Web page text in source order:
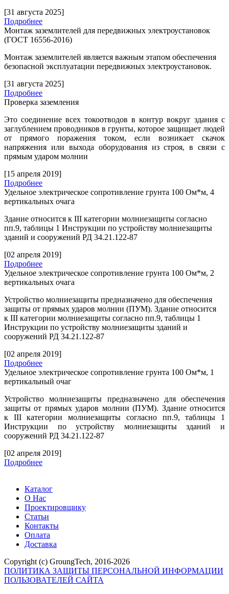
[31 августа 2025]
Подробнее
Монтаж заземлителей для передвижных электроустановок
(ГОСТ 16556-2016)
Монтаж заземлителей является важным этапом обеспечения
безопасной эксплуатации передвижных электроустановок.
[31 августа 2025]
Подробнее
Проверка заземления
Это соединение всех токоотводов в контур вокруг здания с
заглублением проводников в грунты, которое защищает людей
от прямого поражения током, если возникает скачок
напряжения или выхода оборудования из строя, в связи с
прямым ударом молнии
[15 апреля 2019]
Подробнее
Удельное электрическое сопротивление грунта 100 Ом*м, 4
вертикальных очага
Здание относится к III категории молниезащиты согласно
пп.9, таблицы 1 Инструкции по устройству молниезащиты
зданий и сооружений РД 34.21.122-87
[02 апреля 2019]
Подробнее
Удельное электрическое сопротивление грунта 100 Ом*м, 2
вертикальных очага
Устройство молниезащиты предназначено для обеспечения
защиты от прямых ударов молнии (ПУМ). Здание относится
к III категории молниезащиты согласно пп.9, таблицы 1
Инструкции по устройству молниезащиты зданий и
сооружений РД 34.21.122-87
[02 апреля 2019]
Подробнее
Удельное электрическое сопротивление грунта 100 Ом*м, 1
вертикальный очаг
Устройство молниезащиты предназначено для обеспечения
защиты от прямых ударов молнии (ПУМ). Здание относится
к IIIкатегории молниезащиты согласно пп.9, таблицы 1
Инструкции по устройству молниезащиты зданий и
сооружений РД 34.21.122-87
[02 апреля 2019]
Подробнее
Каталог
О Нас
Проектировщику
Статьи
Контакты
Оплата
Доставка
Copyright (c) GroungTech, 2016-2026
ПОЛИТИКА ЗАЩИТЫ ПЕРСОНАЛЬНОЙ ИНФОРМАЦИИ
ПОЛЬЗОВАТЕЛЕЙ САЙТА